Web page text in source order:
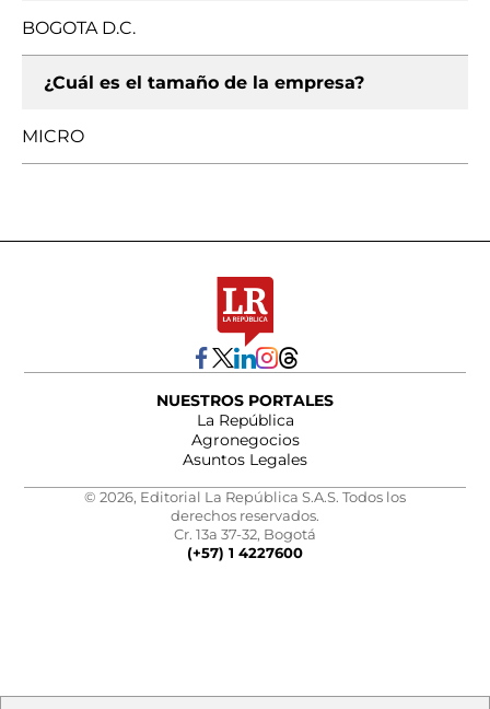
BOGOTA D.C.
¿Cuál es el tamaño de la empresa?
MICRO
NUESTROS PORTALES
La República
Agronegocios
Asuntos Legales
© 2026, Editorial La República S.A.S. Todos los
derechos reservados.
Cr. 13a 37-32, Bogotá
(+57) 1 4227600